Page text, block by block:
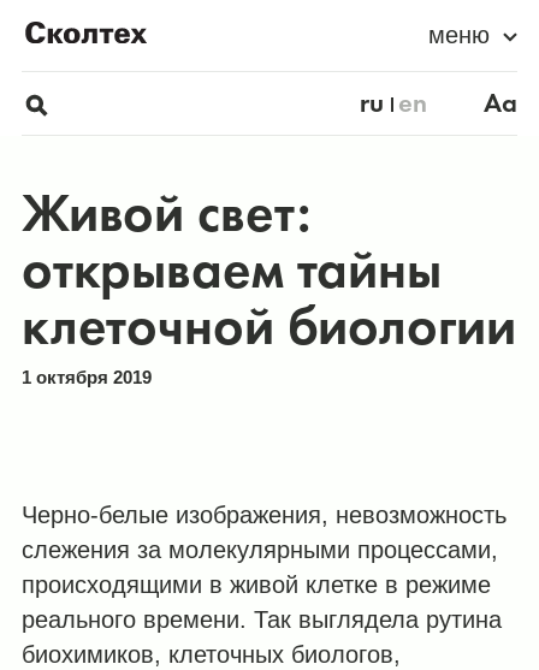
меню
ru en Aa
Живой свет:
открываем тайны
клеточной биологии
1 октября 2019
Черно-белые изображения, невозможность
слежения за молекулярными процессами,
происходящими в живой клетке в режиме
реального времени. Так выглядела рутина
биохимиков, клеточных биологов,